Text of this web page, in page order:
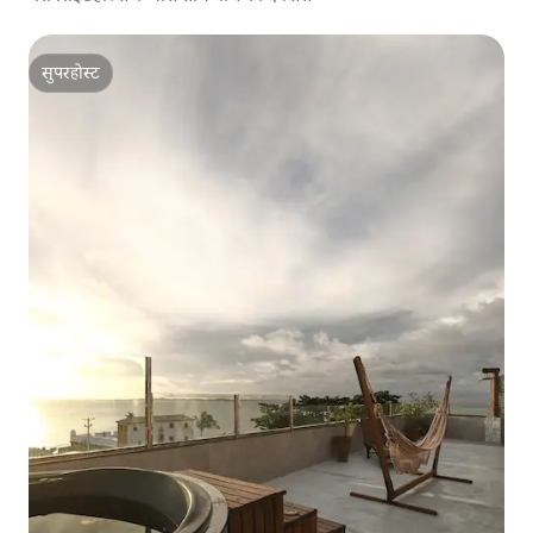
सुपरहोस्ट
सुपरहोस्ट